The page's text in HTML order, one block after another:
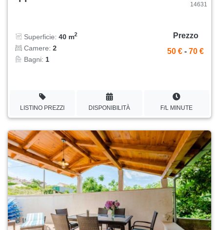
14631
Superficie: 40 m2
Camere: 2
Bagni: 1
Prezzo
50 € - 70 €
LISTINO PREZZI DISPONIBILITÀ F/L MINUTE